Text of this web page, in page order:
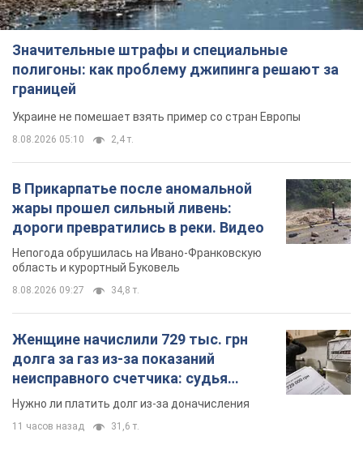
Значительные штрафы и специальные
полигоны: как проблему джипинга решают за
границей
Украине не помешает взять пример со стран Европы
8.08.2026 05:10 2,4 т.
В Прикарпатье после аномальной
жары прошел сильный ливень:
дороги превратились в реки. Видео
Непогода обрушилась на Ивано-Франковскую
область и курортный Буковель
8.08.2026 09:27 34,8 т.
Женщине начислили 729 тыс. грн
долга за газ из-за показаний
неисправного счетчика: судья
вынес неожиданное решение
Нужно ли платить долг из-за доначисления
11 часов назад 31,6 т.